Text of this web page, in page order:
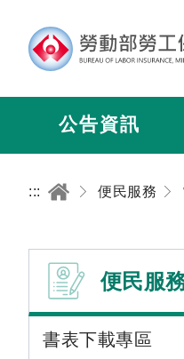
公告資訊
::: 便民服務
便民服
書表下載專區